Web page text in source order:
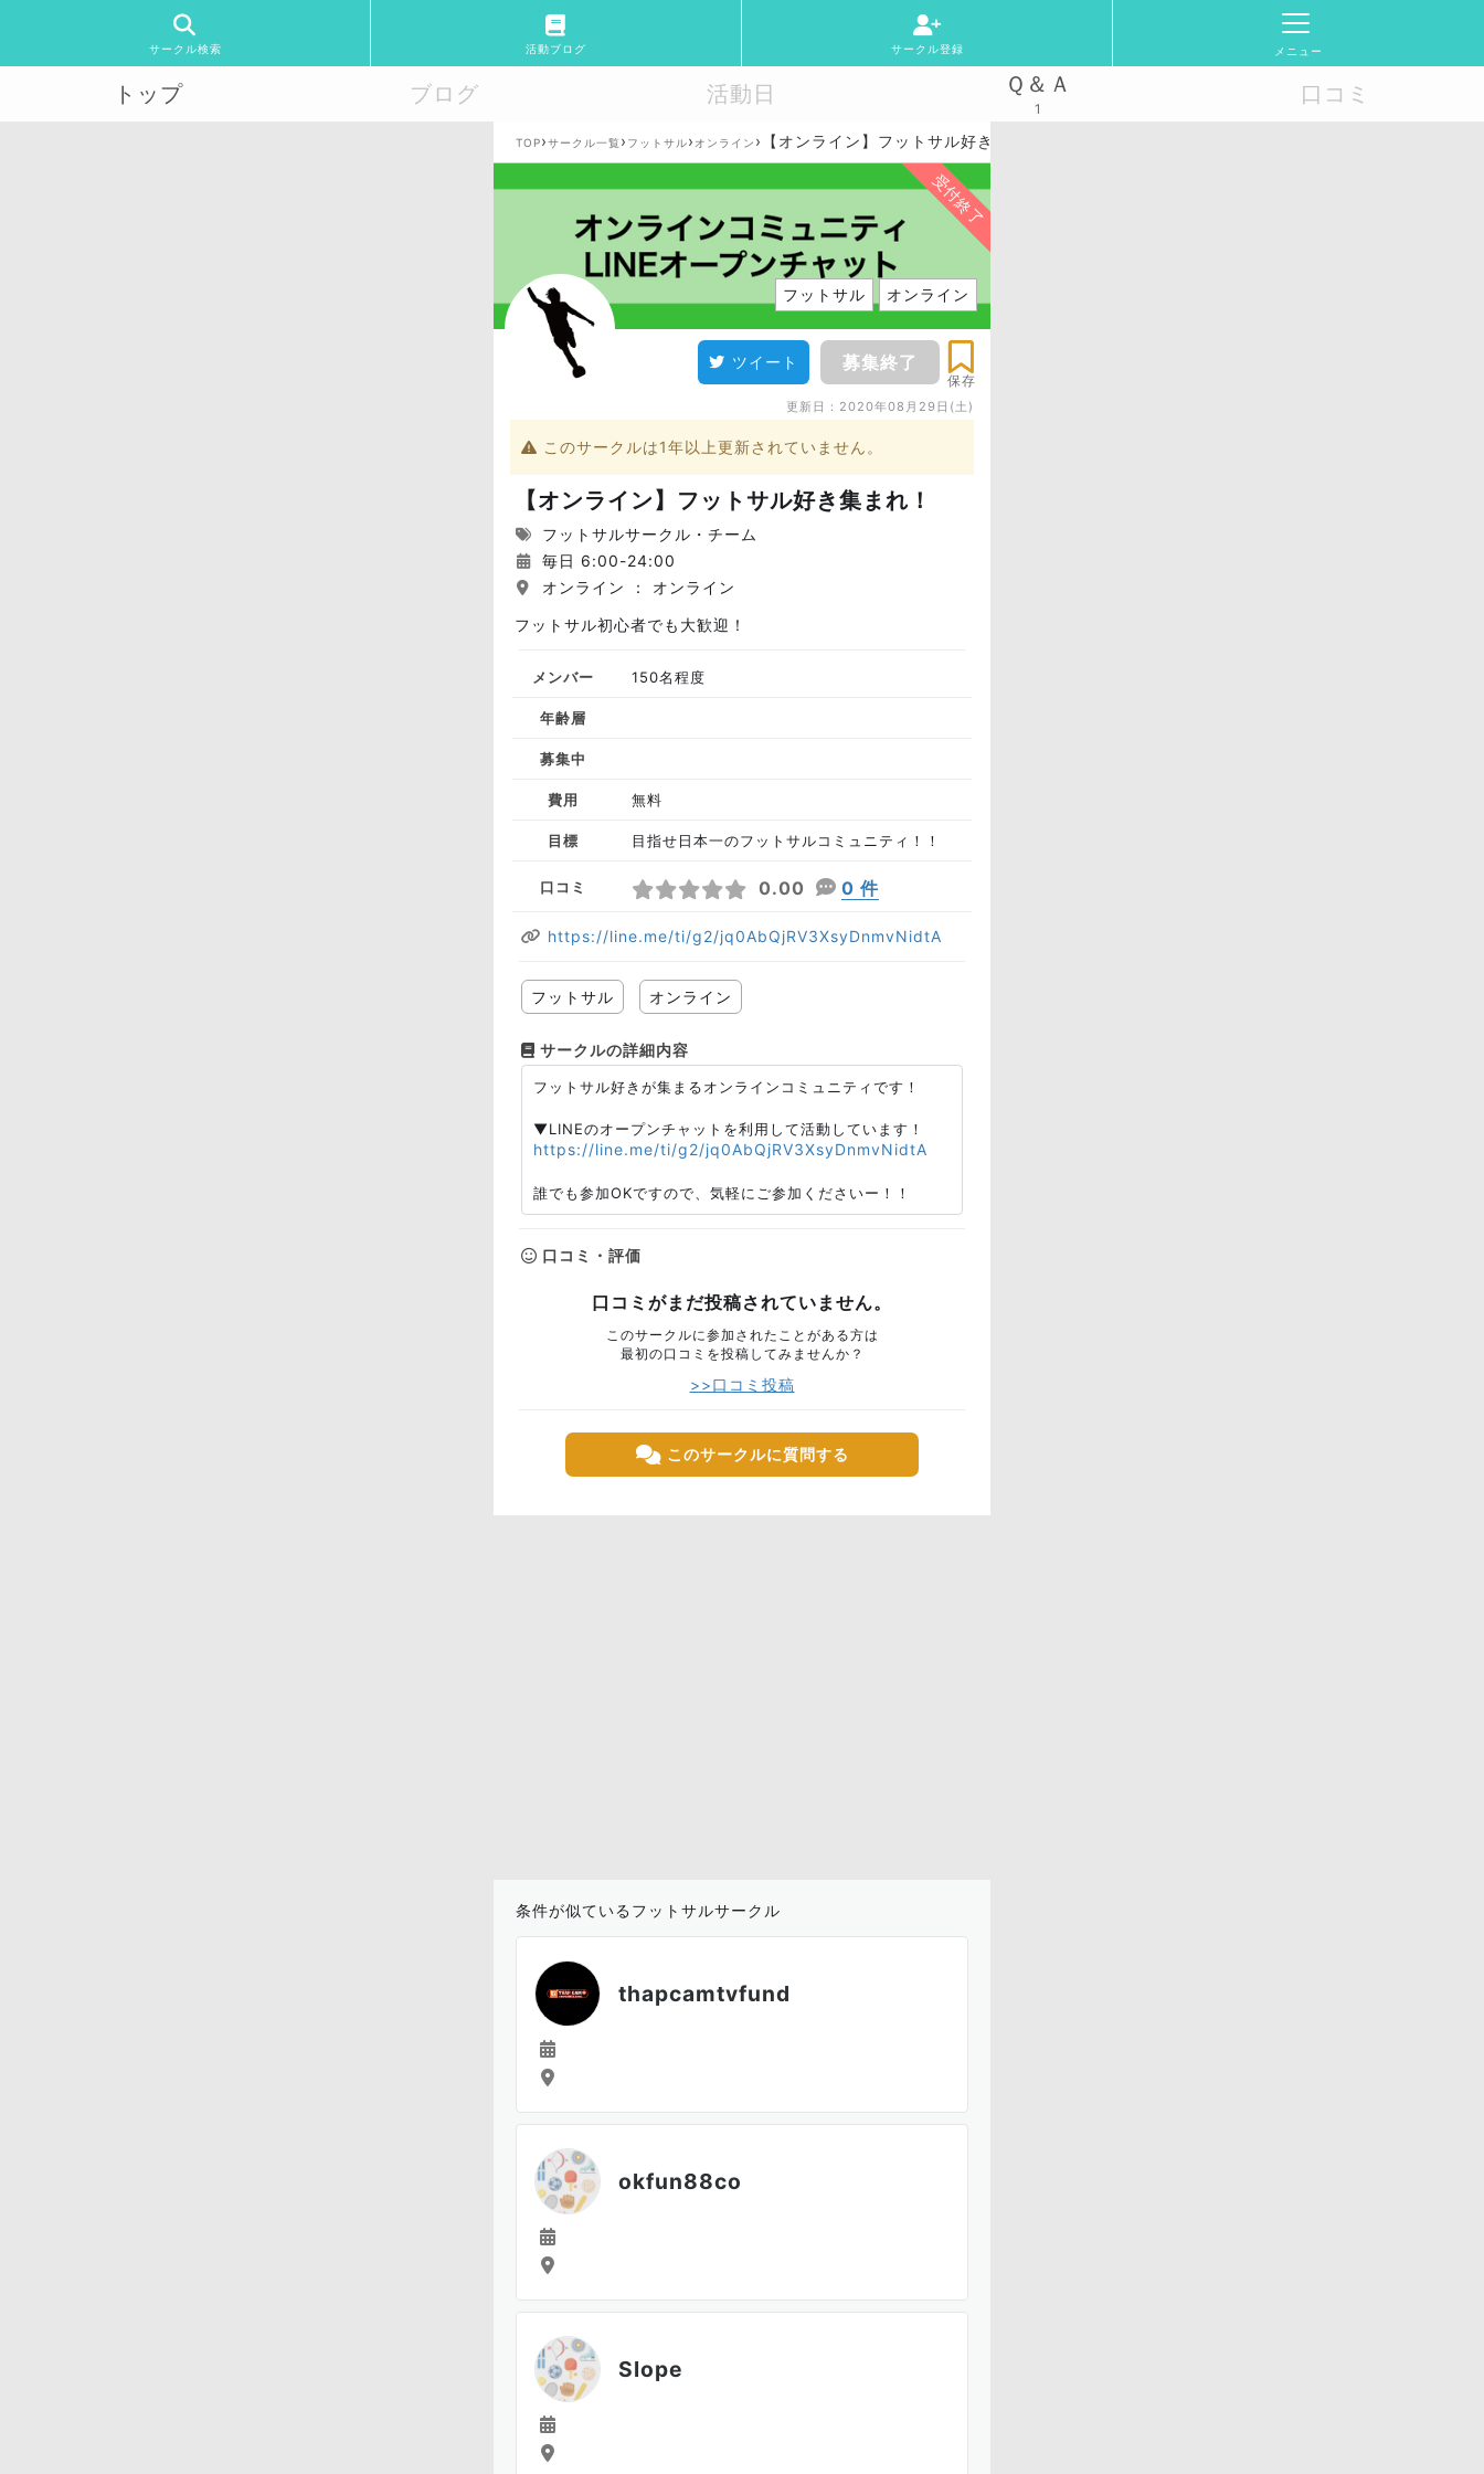
サークル検索 活動ブログ サークル登録 メニュー
トップ ブログ 活動日 Ｑ＆Ａ
1
口コミ
TOP›サークル一覧 › フットサル› オンライン › 【オンライン】フットサル好き集まれ！
受付終了
フットサル オンライン
ツイート 募集終了
保存
更新日： 2020年08月29日(土)
このサークルは1年以上更新されていません。
【オンライン】フットサル好き集まれ！
フットサルサークル・チーム
毎日 6:00-24:00
オンライン ： オンライン
フットサル初心者でも大歓迎！
メンバー 150名程度
年齢層
募集中
費用 無料
目標 目指せ日本一のフットサルコミュニティ！！
口コミ 0.00 0 件
https://line.me/ti/g2/jq0AbQjRV3XsyDnmvNidtA
フットサル オンライン
サークルの詳細内容
フットサル好きが集まるオンラインコミュニティです！
▼LINEのオープンチャットを利用して活動しています！
https://line.me/ti/g2/jq0AbQjRV3XsyDnmvNidtA
誰でも参加OKですので、気軽にご参加くださいー！！
口コミ・評価
口コミがまだ投稿されていません。
このサークルに参加されたことがある方は
最初の口コミを投稿してみませんか？
>>口コミ投稿
このサークルに質問する
条件が似ているフットサルサークル
thapcamtvfund
okfun88co
Slope